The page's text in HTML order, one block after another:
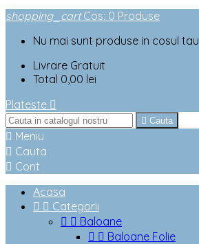
shopping_cart Cos: 0 Produse
Nu mai sunt produse in cosul tau
Livrare Gratuit
Total 0,00 lei
Plateste 
 Cauta
 Meniu
 Cauta
 Cont
Acasa
  Categorii
  Baloane
  Baloane Folie